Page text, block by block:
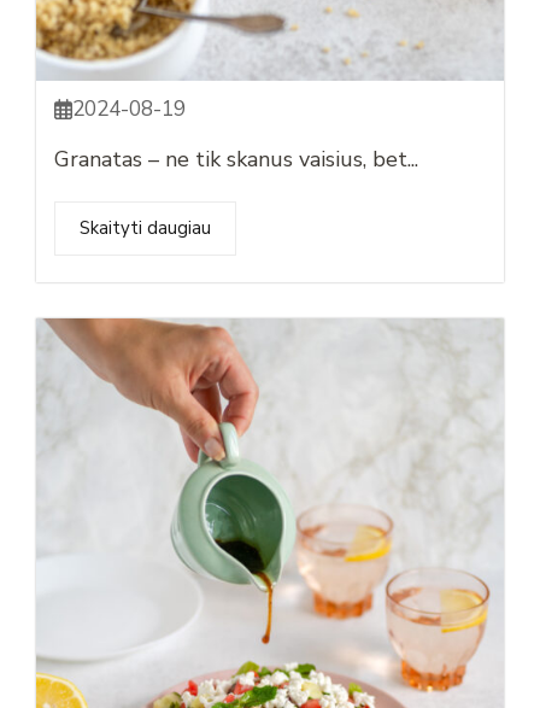
2024-08-19
Granatas – ne tik skanus vaisius, bet...
Skaityti daugiau